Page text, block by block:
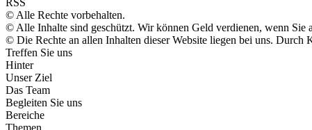
RSS
© Alle Rechte vorbehalten.
© Alle Inhalte sind geschützt. Wir können Geld verdienen, wenn
© Die Rechte an allen Inhalten dieser Website liegen bei uns.
Treffen Sie uns
Hinter
Unser Ziel
Das Team
Begleiten Sie uns
Bereiche